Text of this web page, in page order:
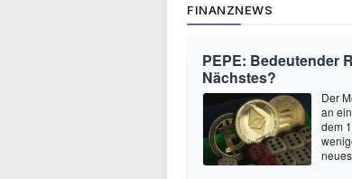
FINANZNEWS
PEPE: Bedeutender
Nächstes?
Der
an
dem